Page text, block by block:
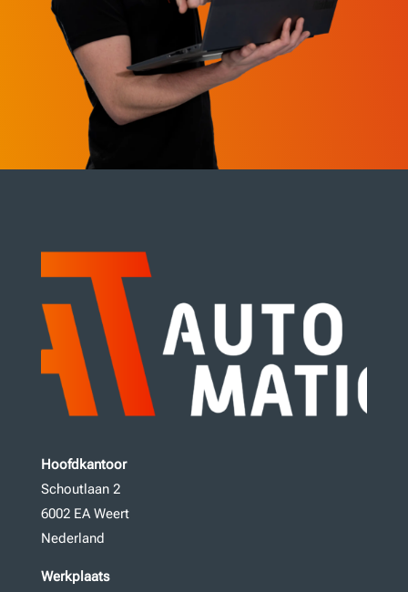
Hoofdkantoor
Schoutlaan 2
6002 EA Weert
Nederland
Werkplaats